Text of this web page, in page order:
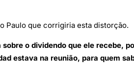
Paulo que corrigiria esta distorção.
o dividendo que ele recebe,
estava na reunião, para quem